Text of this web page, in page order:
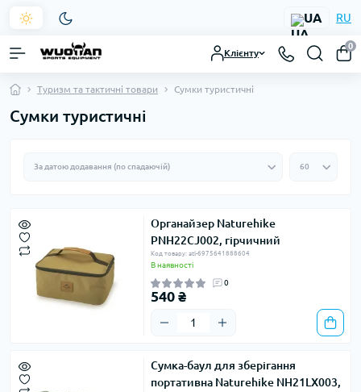
UA RU
Клієнту
0
Туризм та тактичні товари Сумки туристичні
Сумки туристичні
Органайзер Naturehike
PNH22CJ002, гірчичний
Код товару: atl-6975641888604
В наявності
0
540 ₴
Сумка-баул для зберігання
портативна Naturehike NH21LX003,